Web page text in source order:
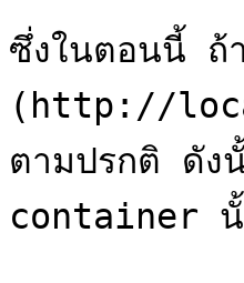
ซึ่งในตอนนี้
(http://
ตามปรกติ ดัง
container นั้